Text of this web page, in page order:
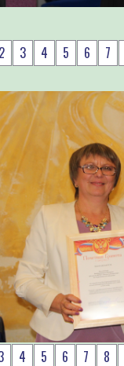
3 4 5 6 7
4 5 6 7 8